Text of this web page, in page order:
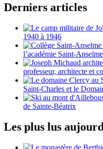
Derniers articles
1940 à 1946
l’académie Saint-
professeur, architecte et
Saint-Charles et le
de Sainte-Béatrix
Les plus lus